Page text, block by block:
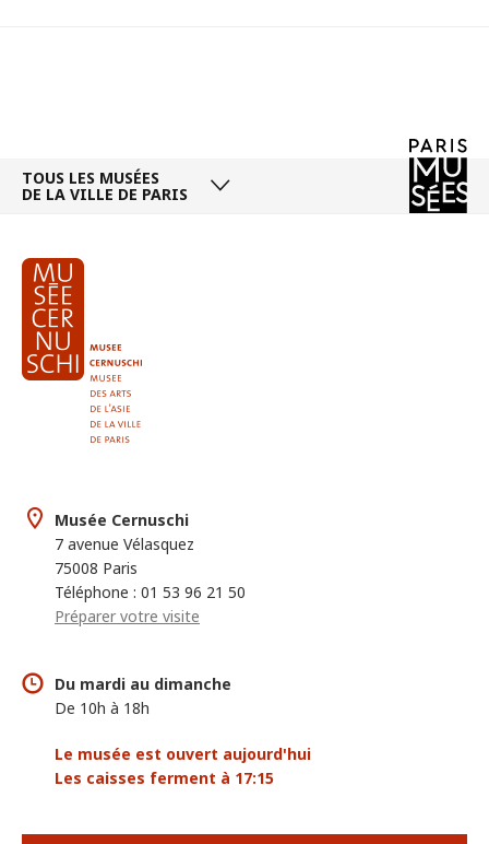
TOUS LES MUSÉES
DE LA VILLE DE PARIS
Musée Cernuschi
7 avenue Vélasquez
75008 Paris
Téléphone : 01 53 96 21 50
Préparer votre visite
Du mardi au dimanche
De 10h à 18h
Le musée est ouvert aujourd'hui
Les caisses ferment à 17:15